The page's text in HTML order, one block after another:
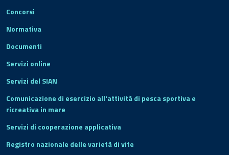
Concorsi
Normativa
Documenti
Servizi online
Servizi del SIAN
Comunicazione di esercizio all'attività di pesca sportiva e
ricreativa in mare
Servizi di cooperazione applicativa
Registro nazionale delle varietà di vite